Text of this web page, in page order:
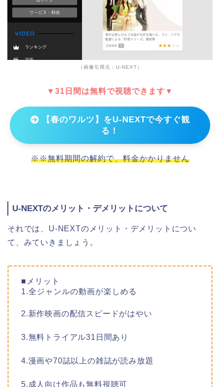
（画像引用元：U-NEXT）
▼31日間は無料で視聴できます▼
【春のワルツ】をU-NEXTで今すぐ観
る！
※※無料期間の解約で、料金かかりません
U-NEXTのメリット・デメリットについて
それでは、U-NEXTのメリット・デメリットについ
て、みていきましょう。
■メリット
1.全ジャンルの動画が楽しめる
2.新作映画の配信スピードがはやい
3.無料トライアル31日間あり
4.漫画や70誌以上の雑誌が読み放題
5.成人向け作品も無料視聴可